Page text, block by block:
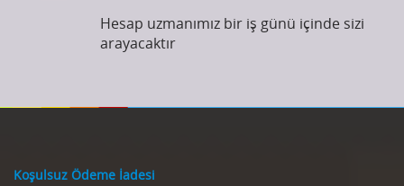
Hesap uzmanımız bir iş günü içinde sizi
arayacaktır
Koşulsuz Ödeme İadesi